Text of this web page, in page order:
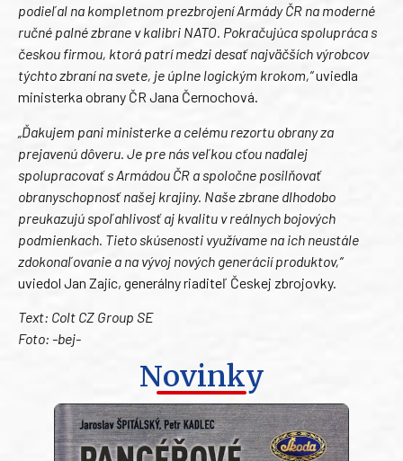
podieľal na kompletnom prezbrojení Armády ČR na moderné
ručné palné zbrane v kalibri NATO. Pokračujúca spolupráca s
českou firmou, ktorá patrí medzi desať najväčších výrobcov
týchto zbraní na svete, je úplne logickým krokom,“uviedla
ministerka obrany ČR Jana Černochová.
„Ďakujem pani ministerke a celému rezortu obrany za
prejavenú dôveru. Je pre nás veľkou cťou naďalej
spolupracovať s Armádou ČR a spoločne posilňovať
obranyschopnosť našej krajiny. Naše zbrane dlhodobo
preukazujú spoľahlivosť aj kvalitu v reálnych bojových
podmienkach. Tieto skúsenosti využívame na ich neustále
zdokonaľovanie a na vývoj nových generácií produktov,“
uviedol Jan Zajíc, generálny riaditeľ Českej zbrojovky.
Text: Colt CZ Group SE
Foto: -bej-
Novinky